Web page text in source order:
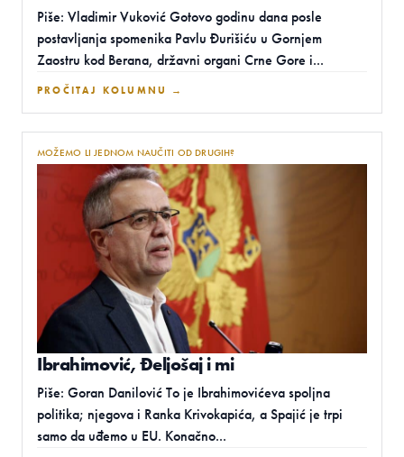
Piše: Vladimir Vuković Gotovo godinu dana posle
postavljanja spomenika Pavlu Đurišiću u Gornjem
Zaostru kod Berana, državni organi Crne Gore i...
PROČITAJ KOLUMNU →
MOŽEMO LI JEDNOM NAUČITI OD DRUGIH?
Ibrahimović, Đeljošaj i mi
Piše: Goran Danilović To je Ibrahimovićeva spoljna
politika; njegova i Ranka Krivokapića, a Spajić je trpi
samo da uđemo u EU. Konačno...